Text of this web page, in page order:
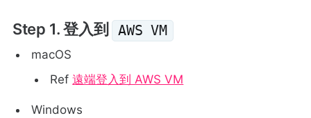
Step 1. 登入到 AWS VM
macOS
Ref遠端登入到 AWS VM
Windows